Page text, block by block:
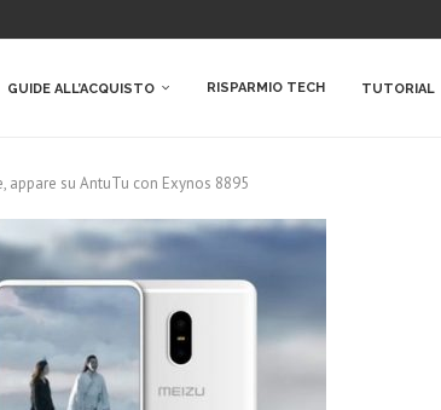
GUIDE ALL’ACQUISTO RISPARMIO TECH TUTORIAL
su AntuTu con Exynos 8895